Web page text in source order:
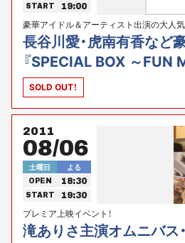
START 19:00
豪華アイドル＆アーティスト出演の大人
長谷川愛・虎南有香など
『SPECIAL BOX ～FUN
SOLD OUT！
2011
08/06
土曜日 よる
OPEN 18:30
START 19:30
プレミア上映イベント！
滝ありさ主演オムニバス